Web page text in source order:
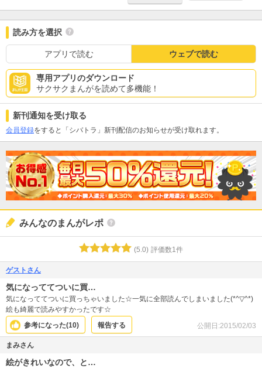
読み方を選択
アプリで読む ウェブで読む
専用アプリのダウンロード
サクサクまんがを読めて多機能！
新刊通知を受け取る
会員登録をすると「シバトラ」新刊配信のお知らせが受け取れます。
みんなのまんがレポ
(5.0) 評価数1件
ゲストさん
気になっててついに買…
気になっててついに買っちゃいました☆一気に全部読んでしまいました(*^▽^*)
絵も綺麗で読みやすかったです☆
参考になった(10) 報告する 公開日:2015/02/03
まみさん
絵がきれいなので、と…